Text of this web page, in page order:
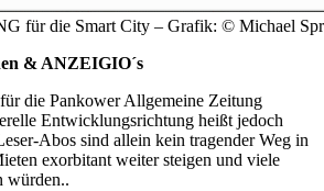
für die Smart City – Grafik: © Michael
& ANZEIGIO´s
die Pankower Allgemeine Zeitung
Entwicklungsrichtung heißt jedoch
Abos sind allein kein tragender Weg in
exorbitant weiter steigen und viele
würden..